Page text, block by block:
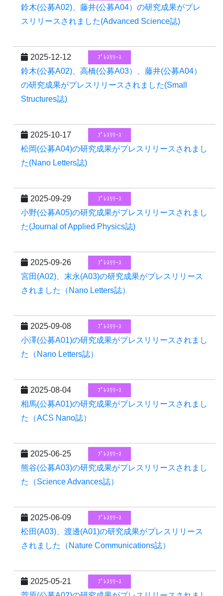
鈴木(公募A02)、藤井(公募A04）の研究成果がプレ
スリリースされました(Advanced Science誌)
2025-12-12 ﾌﾟﾚｽﾘﾘｰｽ
鈴木(公募A02)、高橋(公募A03）、藤井(公募A04）
の研究成果がプレスリリースされました(Small
Structures誌)
2025-10-17 ﾌﾟﾚｽﾘﾘｰｽ
松岡(公募A04)の研究成果がプレスリリースされまし
た(Nano Letters誌)
2025-09-29 ﾌﾟﾚｽﾘﾘｰｽ
小野(公募A05)の研究成果がプレスリリースされまし
た(Journal of Applied Physics誌)
2025-09-26 ﾌﾟﾚｽﾘﾘｰｽ
宮田(A02)、末永(A03)の研究成果がプレスリリース
されました（Nano Letters誌）
2025-09-08 ﾌﾟﾚｽﾘﾘｰｽ
小澤(公募A01)の研究成果がプレスリリースされまし
た（Nano Letters誌）
2025-08-04 ﾌﾟﾚｽﾘﾘｰｽ
相馬(公募A01)の研究成果がプレスリリースされまし
た（ACS Nano誌）
2025-06-25 ﾌﾟﾚｽﾘﾘｰｽ
熊谷(公募A03)の研究成果がプレスリリースされまし
た（Science Advances誌）
2025-06-09 ﾌﾟﾚｽﾘﾘｰｽ
松田(A03)、渡邊(A01)の研究成果がプレスリリース
されました（Nature Communications誌）
2025-05-21 ﾌﾟﾚｽﾘﾘｰｽ